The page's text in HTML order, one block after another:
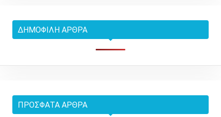
ΔΗΜΟΦΙΛΉ ΆΡΘΡΑ
ΠΡΌΣΦΑΤΑ ΆΡΘΡΑ